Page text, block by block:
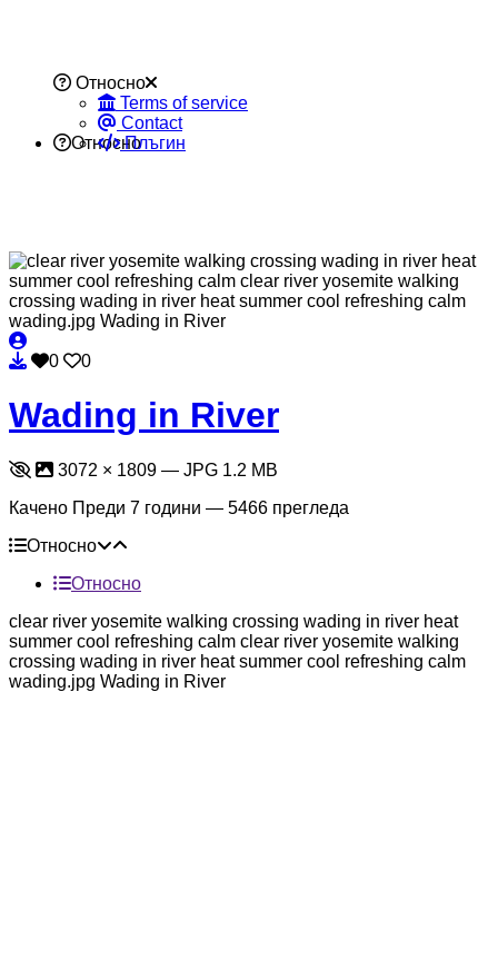
Относно
Относно
Terms of service
Contact
Плъгин
0 0
Wading in River
3072 × 1809 — JPG 1.2 MB
Качено Преди 7 години — 5466 прегледа
Относно
Относно
clear river yosemite walking crossing wading in river heat
summer cool refreshing calm clear river yosemite walking
crossing wading in river heat summer cool refreshing calm
wading.jpg Wading in River